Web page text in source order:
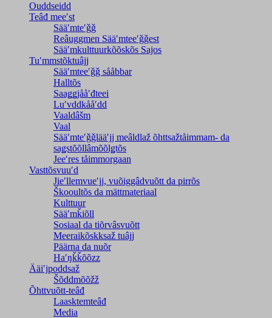
Ouddseidd
Teâđ meeʹst
Sääʹmteʹǧǧ
Reâuggmen Sääʹmteeʹǧǧest
Sääʹmkulttuurkõõskõs Sajos
Tuʹmmstõktuâjj
Sääʹmteeʹǧǧ sååbbar
Halltõs
Saaǥǥjååʹđteei
Luʹvddkååʹdd
Vaaldâšm
Vaal
Sääʹmteʹǧǧlääʹjj meâldlaž õhttsažtåimmam- da
saǥstõõllâmõõlǥtõs
Jeeʹres tåimmorgaan
Vasttõsvuuʹd
Jieʹllemvueʹjj, vuõiggâdvuõtt da pirrõs
Škooultõs da mättmateriaal
Kulttuur
Sääʹmǩiõll
Sosiaal da tiõrvâsvuõtt
Meeraikõskksaž tuâjj
Päärna da nuõr
Haʹŋǩǩõõzz
Ääiʹjpoddsaž
Šõddmõõžž
Õhttvuõtt-teâđ
Laasktemteâđ
Media